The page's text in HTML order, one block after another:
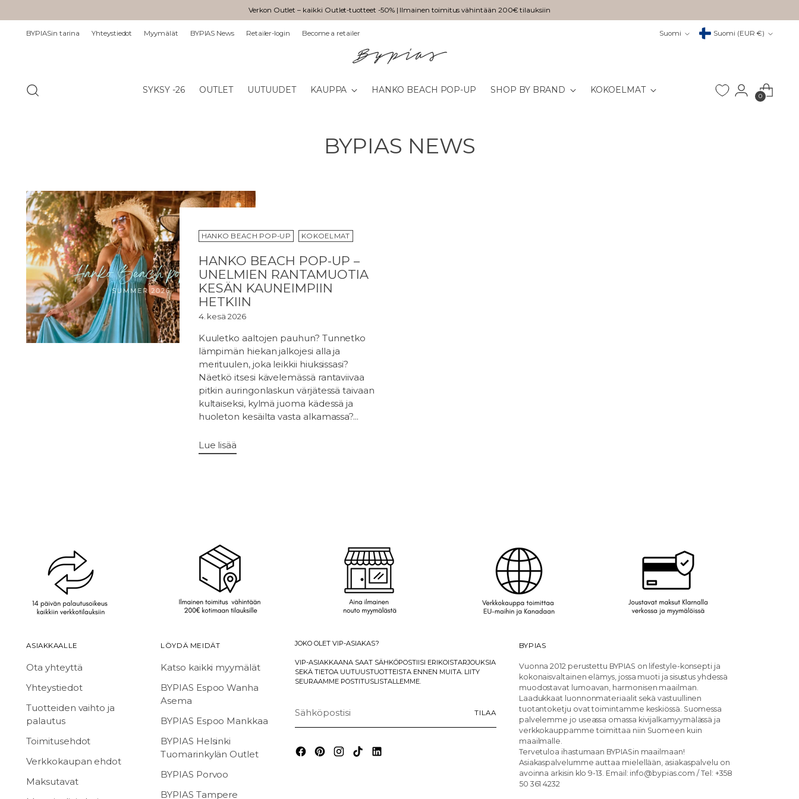
Verkon Outlet – kaikki Outlet-tuotteet -50% | Ilmainen toimitus vähintään 200€ tilauksiin
BYPIASin tarina Yhteystiedot Myymälät BYPIAS News Retailer-login Become a retailer Suomi Valuutta Suomi (EUR €)
SYKSY -26 OUTLET UUTUUDET KAUPPA HANKO BEACH POP-UP SHOP BY BRAND KOKOELMAT
0
BYPIAS NEWS
HANKO BEACH POP-UP KOKOELMAT
HANKO BEACH POP-UP –
UNELMIEN RANTAMUOTIA
KESÄN KAUNEIMPIIN
HETKIIN
4. kesä 2026
Kuuletko aaltojen pauhun? Tunnetko
lämpimän hiekan jalkojesi alla ja
merituulen, joka leikkii hiuksissasi?
Näetkö itsesi kävelemässä rantaviivaa
pitkin auringonlaskun värjätessä taivaan
kultaiseksi, kylmä juoma kädessä ja
huoleton kesäilta vasta alkamassa?...
Lue lisää
ASIAKKAALLE
Ota yhteyttä
Yhteystiedot
Tuotteiden vaihto ja
palautus
Toimitusehdot
Verkkokaupan ehdot
Maksutavat
LÖYDÄ MEIDÄT
Katso kaikki myymälät
BYPIAS Espoo Wanha
Asema
BYPIAS Espoo Mankkaa
BYPIAS Helsinki
Tuomarinkylän Outlet
BYPIAS Porvoo
BYPIAS Tampere
JOKO OLET VIP-ASIAKAS?
VIP-ASIAKKAANA SAAT SÄHKÖPOSTIISI ERIKOISTARJOUKSIA
SEKÄ TIETOA UUTUUSTUOTTEISTA ENNEN MUITA. LIITY
SEURAAMME POSTITUSLISTALLEMME.
TILAA
BYPIAS
Vuonna 2012 perustettu BYPIAS on lifestyle-konsepti ja
kokonaisvaltainen elämys, jossa muoti ja sisustus yhdessä
muodostavat lumoavan, harmonisen maailman.
Laadukkaat luonnonmateriaalit sekä vastuullinen
tuotantoketju ovat toimintamme keskiössä. Suomessa
palvelemme jo useassa omassa kivijalkamyymälässä ja
verkkokauppamme toimittaa niin Suomeen kuin
maailmalle.
Tervetuloa ihastumaan BYPIASin maailmaan!
Asiakaspalvelumme auttaa mielellään, asiakaspalvelu on
avoinna arkisin klo 9-13. Email: info@bypias.com / Tel: +358
50 361 4232